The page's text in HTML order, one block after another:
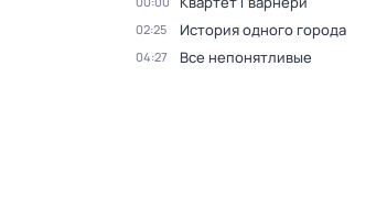
02:25 История одного города
04:27 Все непонятливые